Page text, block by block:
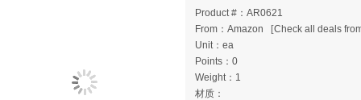
Product #：AR0621
From：Amazon
[Check all deals
Unit：ea
Points：0
Weight：1
材质：